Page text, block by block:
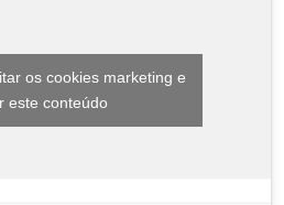
os cookies marketing e
este conteúdo